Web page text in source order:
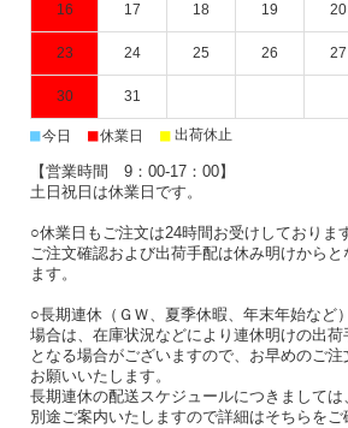
16 17 18 19 20
23 24 25 26 27
30 31
■今日 ■休業日 ■ 出荷休止
【営業時間 9：00-17：00】
土日祝日は休業日です。
○休業日もご注文は24時間お受けしておりま
ご注文確認および出荷手配は休み明けからと
ます。
○長期連休（ＧＷ、夏季休暇、年末年始など
場合は、在庫状況などにより連休明けの出荷
となる場合がございますので、お早めのご注
お願いいたします。
長期連休の配送スケジュールにつきましては
別途ご案内いたしますので詳細はそちらをご